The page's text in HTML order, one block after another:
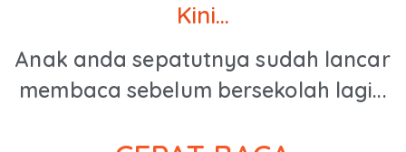
Kini...
Anak anda sepatutnya sudah lancar
membaca sebelum bersekolah lagi...